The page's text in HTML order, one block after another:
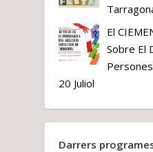
El
Sobre El
20 Juliol
Darrers